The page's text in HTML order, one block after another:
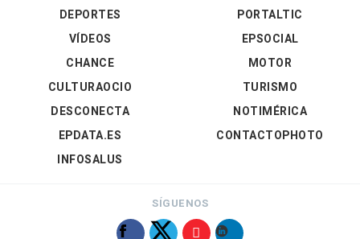
DEPORTES
VÍDEOS
PORTALTIC
EPSOCIAL
CHANCE
CULTURAOCIO
DESCONECTA
EPDATA.ES
INFOSALUS
MOTOR
TURISMO
NOTIMÉRICA
CONTACTOPHOTO
SÍGUENOS